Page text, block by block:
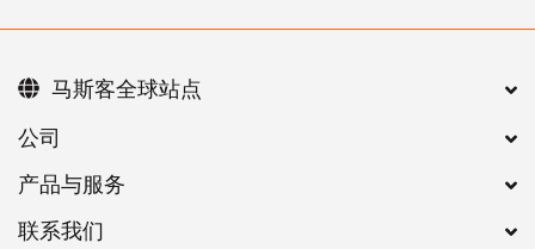
公司
产品与服务
联系我们
马斯客全球站点